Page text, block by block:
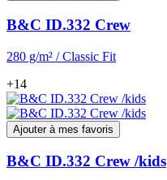
B&C ID.332 Crew
280 g/m² / Classic Fit
+14
Ajouter à mes favoris
B&C ID.332 Crew /kids